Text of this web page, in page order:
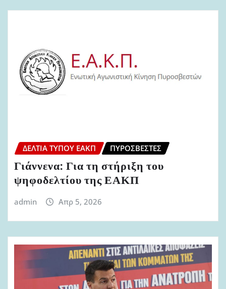
ΔΕΛΤΊΑ ΤΎΠΟΥ ΕΑΚΠ ΠΥΡΟΣΒΈΣΤΕΣ
Γιάννενα: Για τη στήριξη του
ψηφοδελτίου της ΕΑΚΠ
admin Απρ 5, 2026